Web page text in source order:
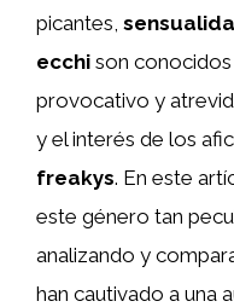
picantes,
ecchi son
provocativo y
y el interés de los
freakys. En este
este género tan
analizando y
han cautivado a una